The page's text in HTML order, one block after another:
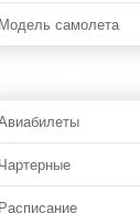
Модель самолета
Чартерные
Расписание